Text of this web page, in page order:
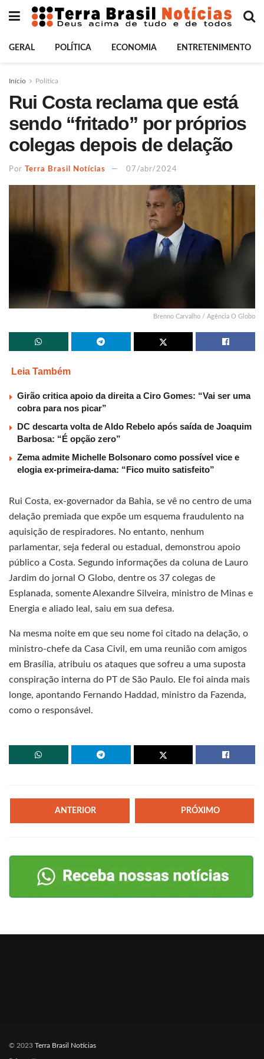
GERAL POLÍTICA ECONOMIA ENTRETENIMENTO
Início Política
Rui Costa reclama que está
sendo “fritado” por próprios
colegas depois de delação
Por Terra Brasil Notícias 07/abr/2024
Brenno Carvalho / Agência O Globo
Leia Também
Girão critica apoio da direita a Ciro Gomes: “Vai ser uma
cobra para nos picar”
DC descarta volta de Aldo Rebelo após saída de Joaquim
Barbosa: “É opção zero”
Zema admite Michelle Bolsonaro como possível vice e
elogia ex-primeira-dama: “Fico muito satisfeito”
Rui Costa, ex-governador da Bahia, se vê no centro de uma
delação premiada que expõe um esquema fraudulento na
aquisição de respiradores. No entanto, nenhum
parlamentar, seja federal ou estadual, demonstrou apoio
público a Costa. Segundo informações da coluna de Lauro
Jardim do jornal O Globo, dentre os 37 colegas de
Esplanada, somente Alexandre Silveira, ministro de Minas e
Energia e aliado leal, saiu em sua defesa.
Na mesma noite em que seu nome foi citado na delação, o
ministro-chefe da Casa Civil, em uma reunião com amigos
em Brasília, atribuiu os ataques que sofreu a uma suposta
conspiração interna do PT de São Paulo. Ele foi ainda mais
longe, apontando Fernando Haddad, ministro da Fazenda,
como o responsável.
ANTERIOR PRÓXIMO
© 2023 Terra Brasil Notícias